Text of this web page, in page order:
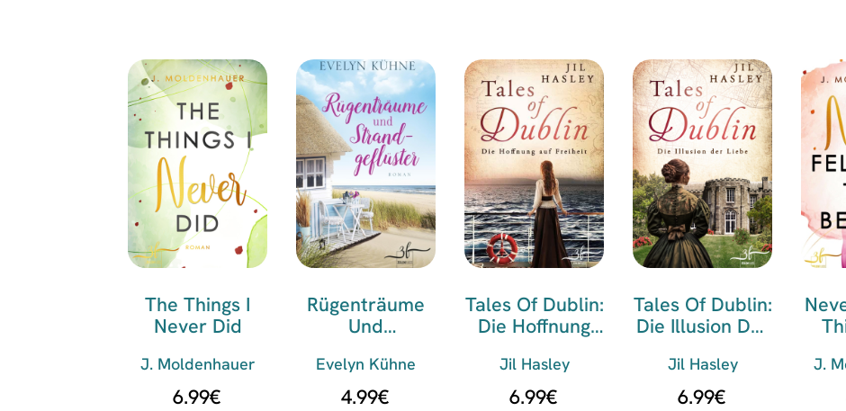
The Things I
Never Did
J. Moldenhauer
6.99€
Rügenträume
Und
Evelyn Kühne
4.99€
Tales Of Dublin:
Die Hoffnung
Jil Hasley
6.99€
Tales Of Dublin:
Die Illusion Der
Jil Hasley
6.99€
J.